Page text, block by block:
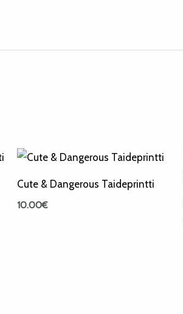
Cute & Dangerous Taideprintti
10.00€